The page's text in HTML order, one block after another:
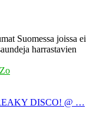
Suomessa joissa ei
harrastavien
DISCO! @ …